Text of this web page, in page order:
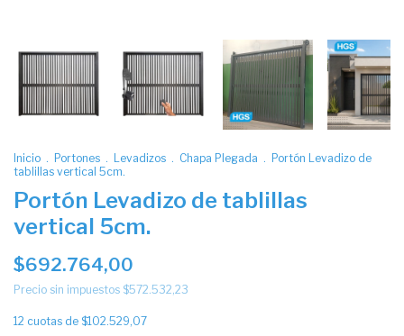
Inicio . Portones . Levadizos . Chapa Plegada . Portón Levadizo de
tablillas vertical 5cm.
Portón Levadizo de tablillas
vertical 5cm.
$692.764,00
Precio sin impuestos $572.532,23
12 cuotas de $102.529,07